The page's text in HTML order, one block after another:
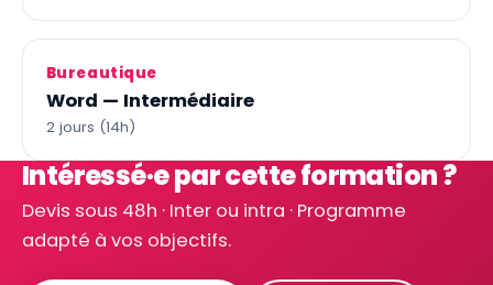
Bureautique
Word — Intermédiaire
2 jours (14h)
Intéressé·e par cette formation ?
Devis sous 48h · Inter ou intra · Programme
adapté à vos objectifs.